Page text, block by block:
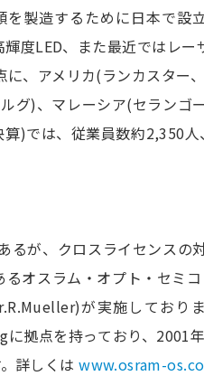
製造するために日本で設
度LED、また最近ではレー
、アメリカ(ランカスター
グ)、マレーシア(セランゴ
)では、従業員数約2,350
が、クロスライセンスの
オスラム・オプト・セミ
が実施しており
拠点を持っており、2001
詳しくはwww.osram-